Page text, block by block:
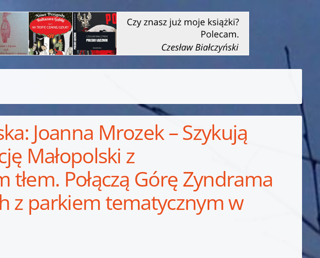
Joanna Mrozek – Szykują
Małopolski z
Połączą Górę Zyndrama
z parkiem tematycznym w